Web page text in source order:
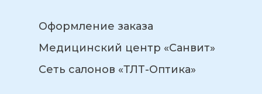
Оформление заказа
Медицинский центр «Санвит»
Сеть салонов «ТЛТ-Оптика»